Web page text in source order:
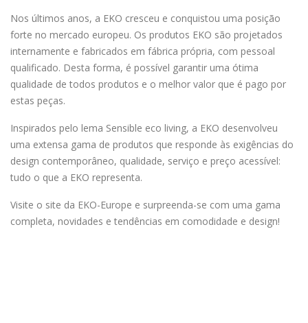
Nos últimos anos, a EKO cresceu e conquistou uma posição
forte no mercado europeu. Os produtos EKO são projetados
internamente e fabricados em fábrica própria, com pessoal
qualificado. Desta forma, é possível garantir uma ótima
qualidade de todos produtos e o melhor valor que é pago por
estas peças.
Inspirados pelo lema Sensible eco living, a EKO desenvolveu
uma extensa gama de produtos que responde às exigências do
design contemporâneo, qualidade, serviço e preço acessível:
tudo o que a EKO representa.
Visite o site da EKO-Europe e surpreenda-se com uma gama
completa, novidades e tendências em comodidade e design!